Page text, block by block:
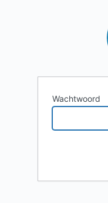
Wachtwoord